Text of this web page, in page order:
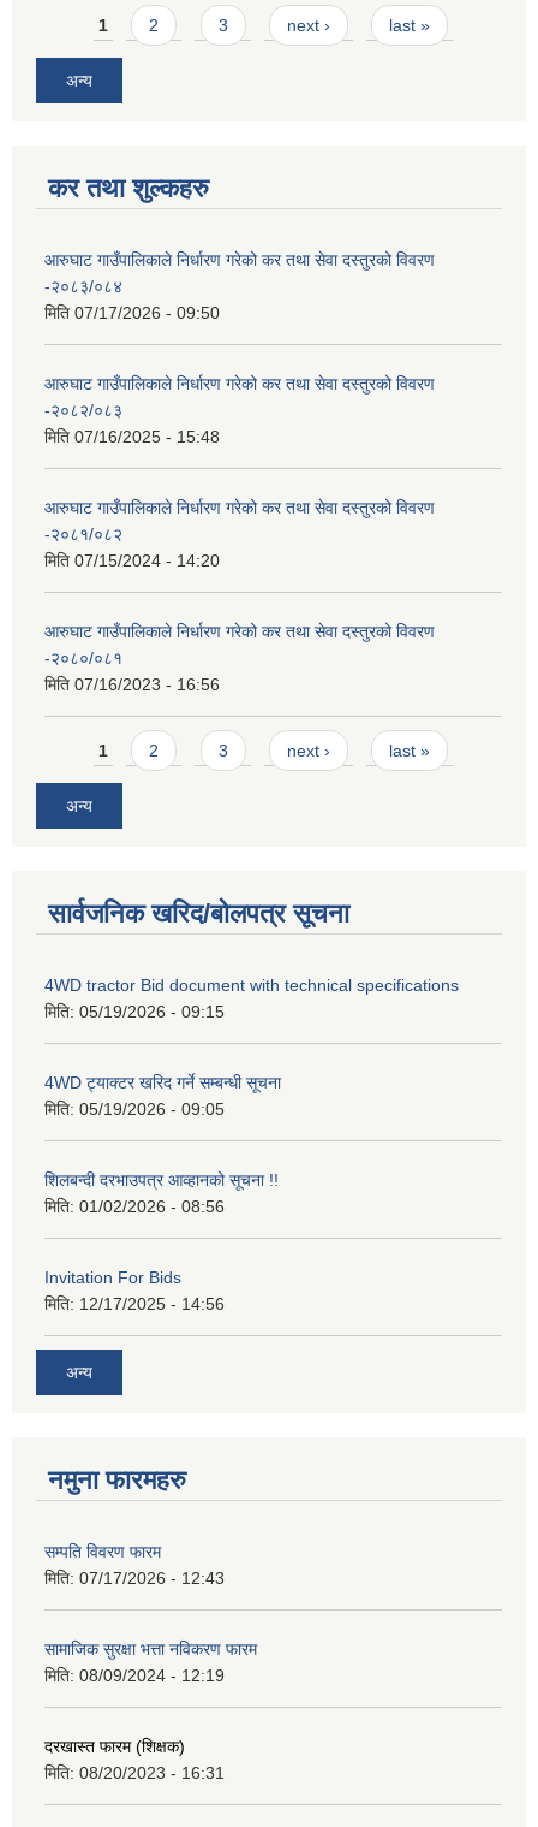
Pages
1 2 3 next › last »
अन्य
कर तथा शुल्कहरु
आरुघाट गाउँपालिकाले निर्धारण गरेको कर तथा सेवा दस्तुरको विवरण
-२०८३/०८४
मिति 07/17/2026 - 09:50
आरुघाट गाउँपालिकाले निर्धारण गरेको कर तथा सेवा दस्तुरको विवरण
-२०८२/०८३
मिति 07/16/2025 - 15:48
आरुघाट गाउँपालिकाले निर्धारण गरेको कर तथा सेवा दस्तुरको विवरण
-२०८१/०८२
मिति 07/15/2024 - 14:20
आरुघाट गाउँपालिकाले निर्धारण गरेको कर तथा सेवा दस्तुरको विवरण
-२०८०/०८१
मिति 07/16/2023 - 16:56
Pages
1 2 3 next › last »
अन्य
सार्वजनिक खरिद/बोलपत्र सूचना
4WD tractor Bid document with technical specifications
मिति: 05/19/2026 - 09:15
4WD ट्याक्टर खरिद गर्ने सम्बन्धी सूचना
मिति: 05/19/2026 - 09:05
शिलबन्दी दरभाउपत्र आव्हानको सूचना !!
मिति: 01/02/2026 - 08:56
Invitation For Bids
मिति: 12/17/2025 - 14:56
अन्य
नमुना फारमहरु
सम्पति विवरण फारम
मिति: 07/17/2026 - 12:43
सामाजिक सुरक्षा भत्ता नविकरण फारम
मिति: 08/09/2024 - 12:19
दरखास्त फारम (शिक्षक)
मिति: 08/20/2023 - 16:31